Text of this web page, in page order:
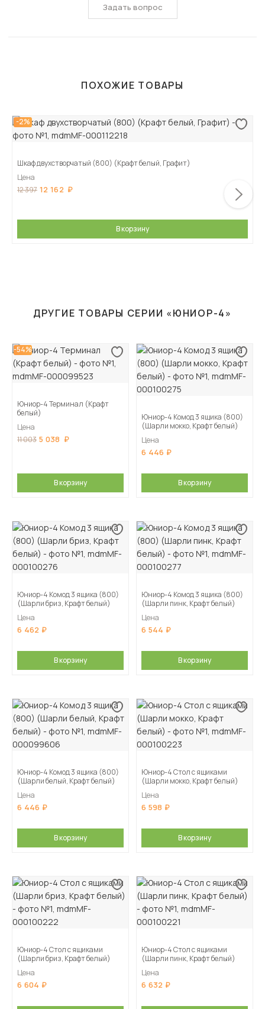
Задать вопрос
ПОХОЖИЕ ТОВАРЫ
-2%
Шкаф двухстворчатый (800) (Крафт белый, Графит)
Цена
12 397 12 162
В корзину
ДРУГИЕ ТОВАРЫ СЕРИИ «ЮНИОР-4»
-54%
Юниор-4 Терминал (Крафт
белый)
Цена
11 003 5 038
В корзину
Юниор-4 Комод 3 ящика (800)
(Шарли мокко, Крафт белый)
Цена
6 446
В корзину
Юниор-4 Комод 3 ящика (800)
(Шарли бриз, Крафт белый)
Цена
6 462
В корзину
Юниор-4 Комод 3 ящика (800)
(Шарли пинк, Крафт белый)
Цена
6 544
В корзину
Юниор-4 Комод 3 ящика (800)
(Шарли белый, Крафт белый)
Цена
6 446
В корзину
Юниор-4 Стол с ящиками
(Шарли мокко, Крафт белый)
Цена
6 598
В корзину
Юниор-4 Стол с ящиками
(Шарли бриз, Крафт белый)
Цена
6 604
Юниор-4 Стол с ящиками
(Шарли пинк, Крафт белый)
Цена
6 632